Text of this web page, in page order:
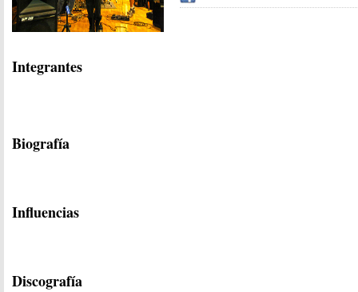
Integrantes
Biografía
Influencias
Discografía